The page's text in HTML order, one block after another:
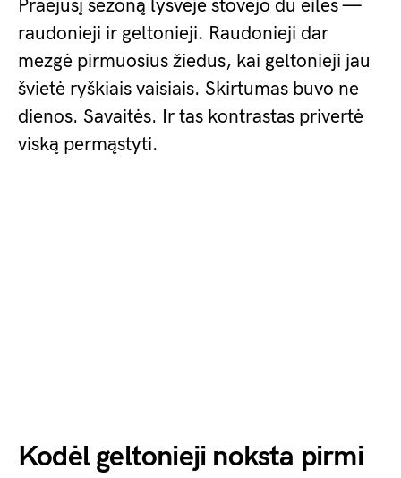
Praėjusį sezoną lysvėje stovėjo du eilės —
raudonieji ir geltonieji. Raudonieji dar
mezgė pirmuosius žiedus, kai geltonieji jau
švietė ryškiais vaisiais. Skirtumas buvo ne
dienos. Savaitės. Ir tas kontrastas privertė
viską permąstyti.
Kodėl geltonieji noksta pirmi